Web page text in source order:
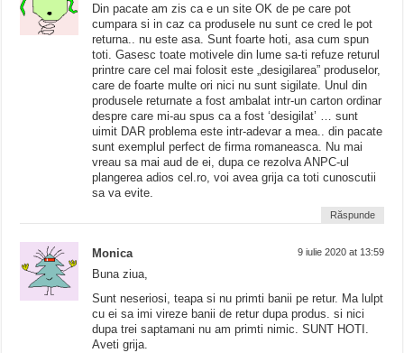
Din pacate am zis ca e un site OK de pe care pot
cumpara si in caz ca produsele nu sunt ce cred le pot
returna.. nu este asa. Sunt foarte hoti, asa cum spun
toti. Gasesc toate motivele din lume sa-ti refuze returul
printre care cel mai folosit este „desigilarea” produselor,
care de foarte multe ori nici nu sunt sigilate. Unul din
produsele returnate a fost ambalat intr-un carton ordinar
despre care mi-au spus ca a fost ‘desigilat’ … sunt
uimit DAR problema este intr-adevar a mea.. din pacate
sunt exemplul perfect de firma romaneasca. Nu mai
vreau sa mai aud de ei, dupa ce rezolva ANPC-ul
plangerea adios cel.ro, voi avea grija ca toti cunoscutii
sa va evite.
Răspunde
Monica 9 iulie 2020 at 13:59
Buna ziua,
Sunt neseriosi, teapa si nu primti banii pe retur. Ma lulpt
cu ei sa imi vireze banii de retur dupa produs. si nici
dupa trei saptamani nu am primti nimic. SUNT HOTI.
Aveti grija.